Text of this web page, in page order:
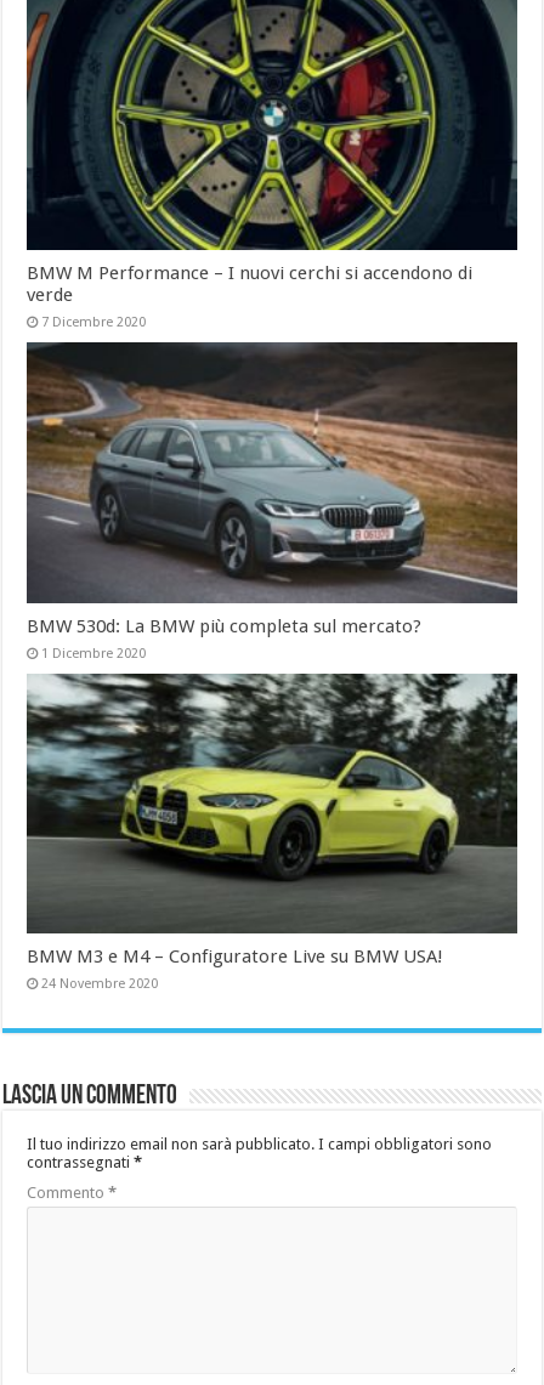
BMW M Performance – I nuovi cerchi si accendono di
verde
7 Dicembre 2020
BMW 530d: La BMW più completa sul mercato?
1 Dicembre 2020
BMW M3 e M4 – Configuratore Live su BMW USA!
24 Novembre 2020
Lascia un commento
Il tuo indirizzo email non sarà pubblicato. I campi obbligatori sono
contrassegnati*
Commento*